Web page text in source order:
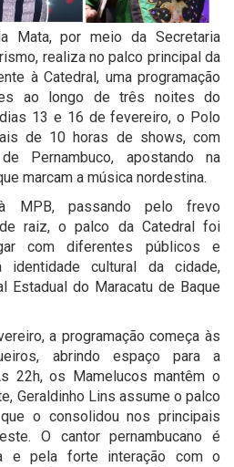
Mata, por meio da Secretaria
realiza no palco principal da
à Catedral, uma programação
ao longo de três noites do
13 e 16 de fevereiro, o Polo
de 10 horas de shows, com
Pernambuco, apostando na
marcam a música nordestina.
MPB, passando pelo frevo
raiz, o palco da Catedral foi
com diferentes públicos e
identidade cultural da cidade,
Estadual do Maracatu de Baque
a programação começa às
abrindo espaço para a
22h, os Mamelucos mantêm o
Geraldinho Lins assume o palco
o consolidou nos principais
O cantor pernambucano é
e pela forte interação com o